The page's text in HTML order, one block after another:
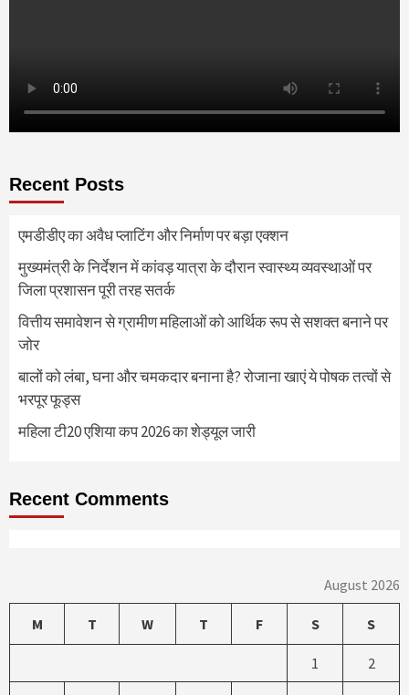
Recent Posts
एमडीडीए का अवैध प्लाटिंग और निर्माण पर बड़ा एक्शन
मुख्यमंत्री के निर्देशन में कांवड़ यात्रा के दौरान स्वास्थ्य व्यवस्थाओं पर
जिला प्रशासन पूरी तरह सतर्क
वित्तीय समावेशन से ग्रामीण महिलाओं को आर्थिक रूप से सशक्त बनाने पर
जोर
बालों को लंबा, घना और चमकदार बनाना है? रोजाना खाएं ये पोषक तत्वों से
भरपूर फूड्स
महिला टी20 एशिया कप 2026 का शेड्यूल जारी
Recent Comments
August 2026
M T W T F S S
1 2